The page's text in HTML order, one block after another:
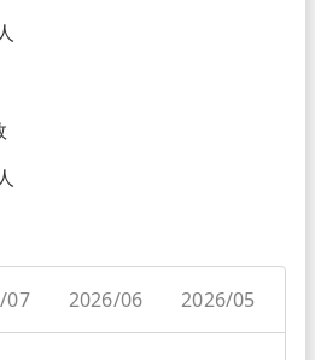
07 2026/06 2026/05